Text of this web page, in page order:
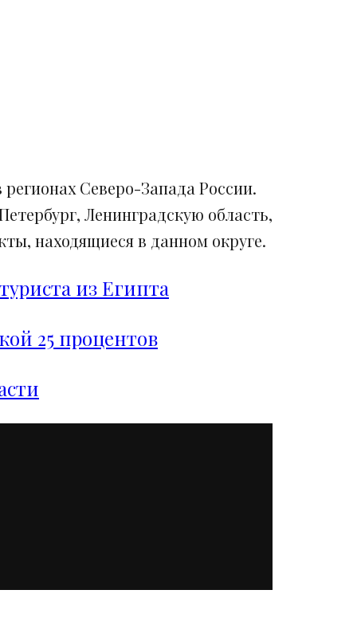
Северо-Запада России.
Ленинградскую область,
находящиеся в данном округе.
из Египта
25 процентов